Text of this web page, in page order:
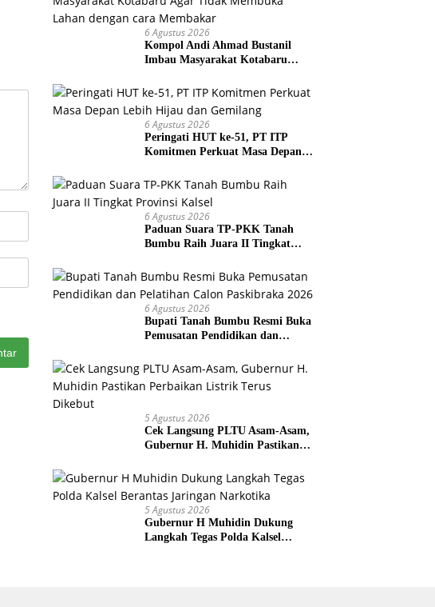
6 Agustus 2026
Kompol Andi Ahmad Bustanil
Imbau Masyarakat Kotabaru
dengan cara Membakar
6 Agustus 2026
Peringati HUT ke-51, PT ITP
Komitmen Perkuat Masa Depan
6 Agustus 2026
Paduan Suara TP-PKK Tanah
Bumbu Raih Juara II Tingkat
6 Agustus 2026
Bupati Tanah Bumbu Resmi Buka
Pemusatan Pendidikan dan
5 Agustus 2026
Cek Langsung PLTU Asam-Asam,
Gubernur H. Muhidin Pastikan
5 Agustus 2026
Gubernur H Muhidin Dukung
Langkah Tegas Polda Kalsel